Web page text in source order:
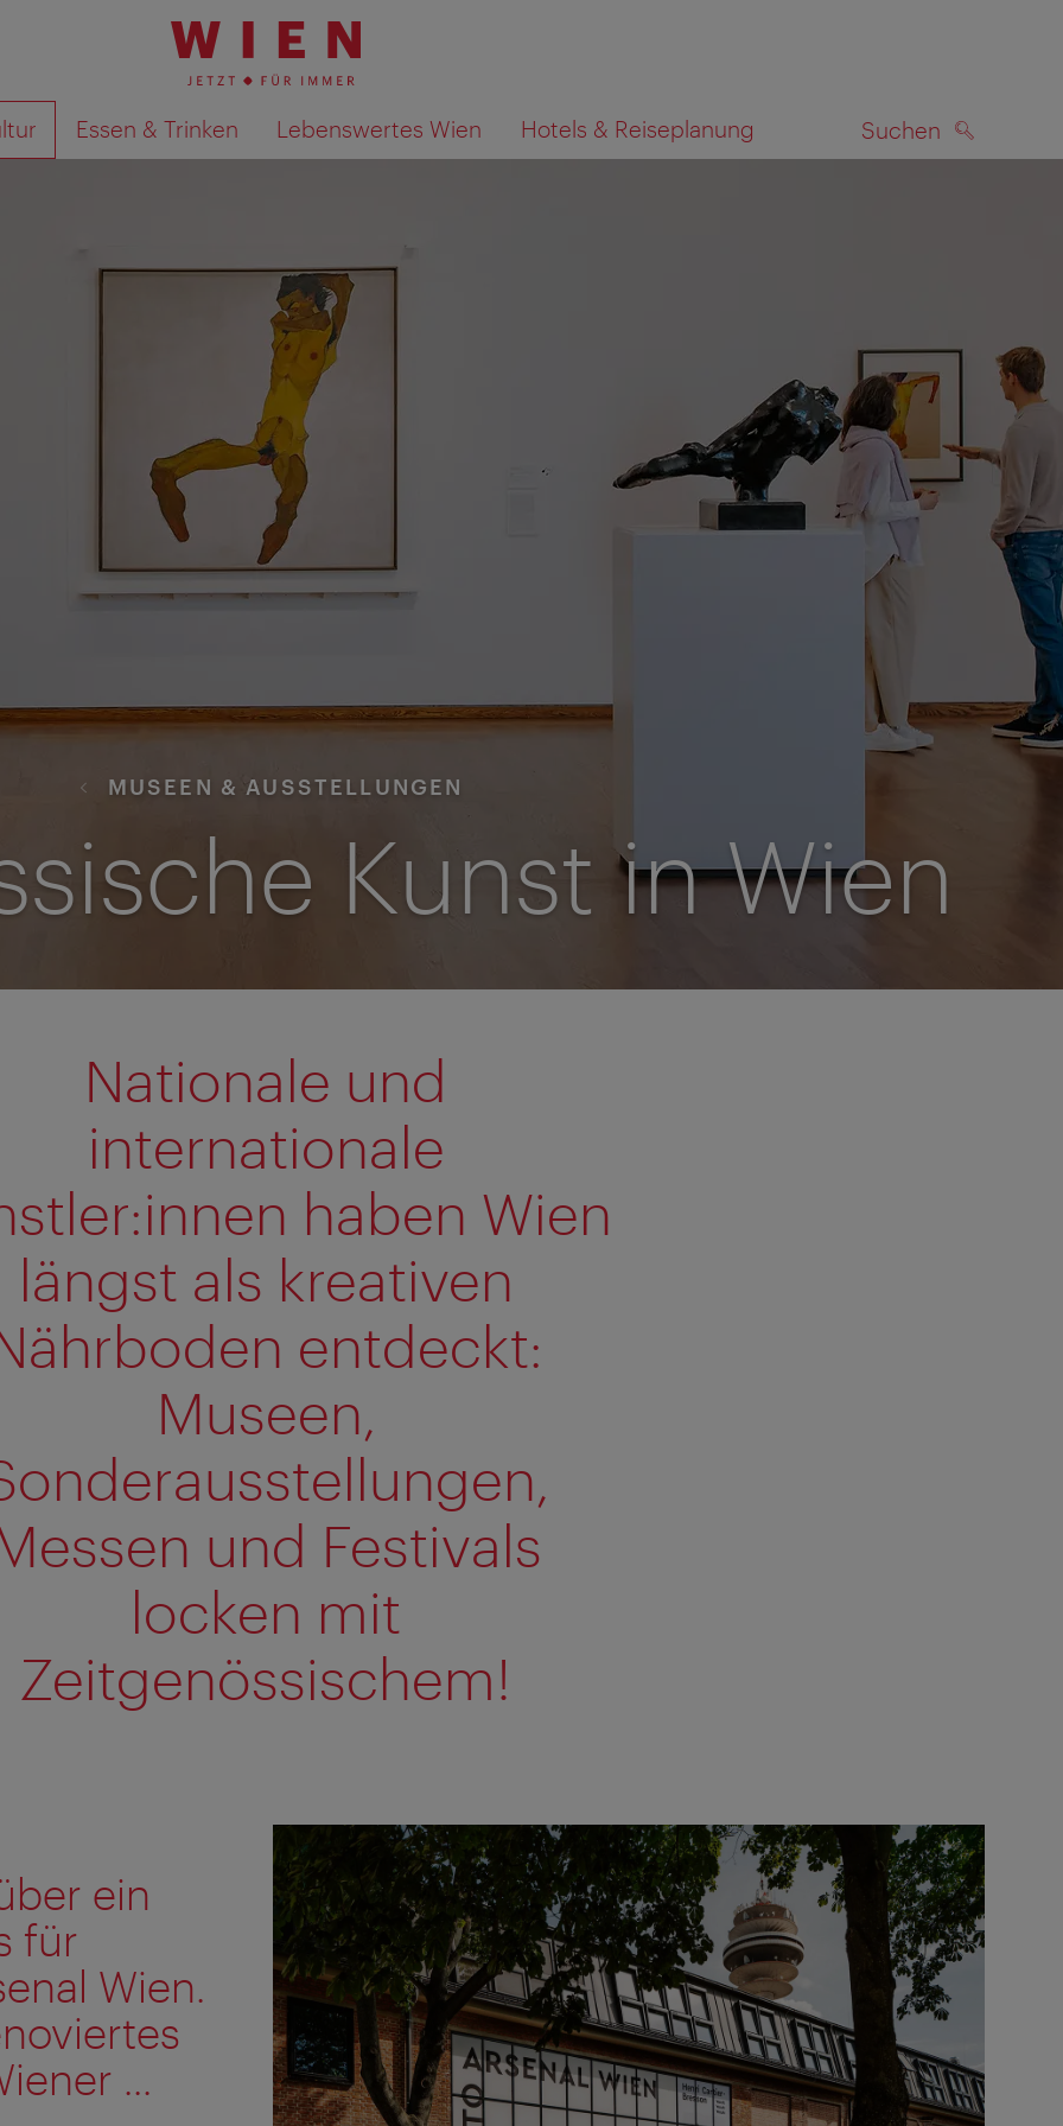
Essen & Trinken Lebenswertes Wien Hotels & Reiseplanung Suchen
MUSEEN & AUSSTELLUNGEN
Kunst in Wien
Nationale und
internationale
haben Wien
längst als kreativen
entdeckt:
Museen,
und Festivals
locken mit
Zeitgenössischem!
ein
für
Wien.
...